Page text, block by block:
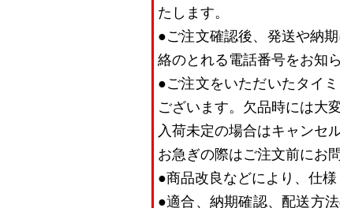
たします。
●ご注文確認後、発送や納
絡のとれる電話番号をお知
●ご注文をいただいたタイ
ございます。欠品時には大
入荷未定の場合はキャンセ
お急ぎの際はご注文前にお
●商品改良などにより、仕
●適合、納期確認、配送方